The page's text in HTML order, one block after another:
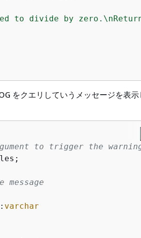
to divide by
をクエリしていうメッセージを表示
to trigger the
message
varchar